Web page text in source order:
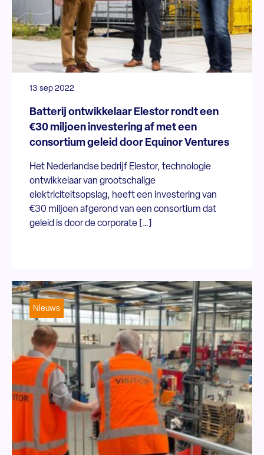
13 sep 2022
Batterij ontwikkelaar Elestor rondt een
€30 miljoen investering af met een
consortium geleid door Equinor Ventures
Het Nederlandse bedrijf Elestor, technologie
ontwikkelaar van grootschalige
elektriciteitsopslag, heeft een investering van
€30 miljoen afgerond van een consortium dat
geleid is door de corporate […]
Nieuws